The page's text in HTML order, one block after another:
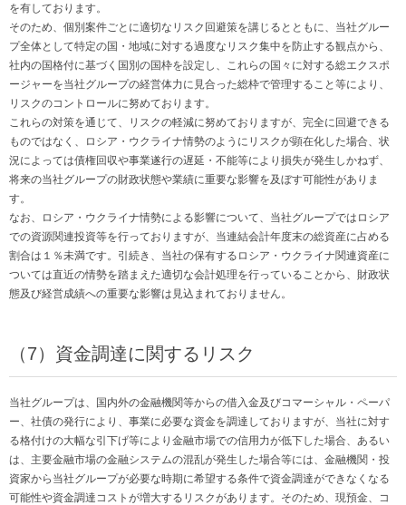
を有しております。
そのため、個別案件ごとに適切なリスク回避策を講じるとともに、当社グルー
プ全体として特定の国・地域に対する過度なリスク集中を防止する観点から、
社内の国格付に基づく国別の国枠を設定し、これらの国々に対する総エクスポ
ージャーを当社グループの経営体力に見合った総枠で管理すること等により、
リスクのコントロールに努めております。
これらの対策を通じて、リスクの軽減に努めておりますが、完全に回避できる
ものではなく、ロシア・ウクライナ情勢のようにリスクが顕在化した場合、状
況によっては債権回収や事業遂行の遅延・不能等により損失が発生しかねず、
将来の当社グループの財政状態や業績に重要な影響を及ぼす可能性がありま
す。
なお、ロシア・ウクライナ情勢による影響について、当社グループではロシア
での資源関連投資等を行っておりますが、当連結会計年度末の総資産に占める
割合は１％未満です。引続き、当社の保有するロシア・ウクライナ関連資産に
ついては直近の情勢を踏まえた適切な会計処理を行っていることから、財政状
態及び経営成績への重要な影響は見込まれておりません。
（7）資金調達に関するリスク
当社グループは、国内外の金融機関等からの借入金及びコマーシャル・ペーパ
ー、社債の発行により、事業に必要な資金を調達しておりますが、当社に対す
る格付けの大幅な引下げ等により金融市場での信用力が低下した場合、あるい
は、主要金融市場の金融システムの混乱が発生した場合等には、金融機関・投
資家から当社グループが必要な時期に希望する条件で資金調達ができなくなる
可能性や資金調達コストが増大するリスクがあります。そのため、現預金、コ